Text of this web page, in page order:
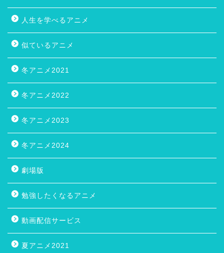
人生を学べるアニメ
似ているアニメ
冬アニメ2021
冬アニメ2022
冬アニメ2023
冬アニメ2024
劇場版
勉強したくなるアニメ
動画配信サービス
夏アニメ2021